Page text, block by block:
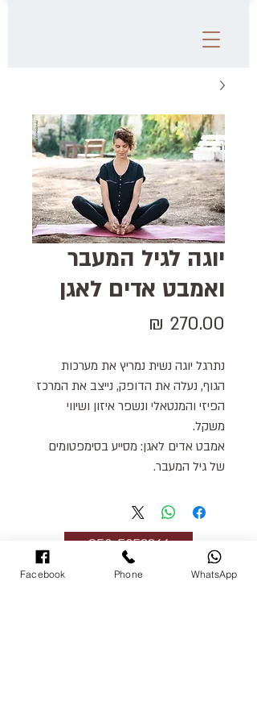
יוגה לגיל המעבר
ואמבט אדים לאגן
נתרגל יוגה נשית נמריץ את מערכות
הגוף, נעלה את הדופק, נייצב את המרכז
הפיזי והמנטאלי ונשפר איזון ושיווי
משקל.
אמבט אדים לאגן: מסייע בסימפטומים
של גיל המעבר.
058-5853366
המידע באתר הוא על סמך חוויות והתנסות אישית
Facebook Phone WhatsApp